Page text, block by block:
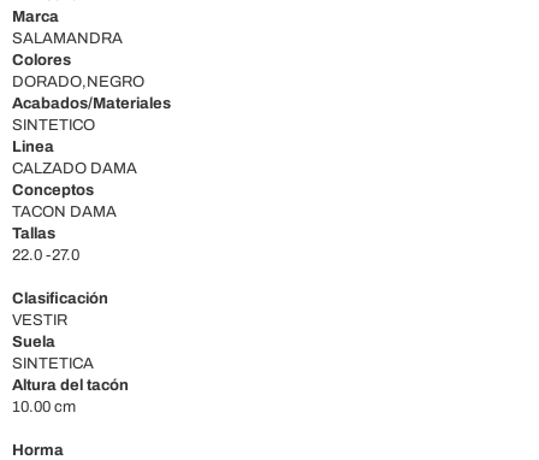
Marca
SALAMANDRA
Colores
DORADO,NEGRO
Acabados/Materiales
SINTETICO
Linea
CALZADO DAMA
Conceptos
TACON DAMA
Tallas
22.0 -27.0
Clasificación
VESTIR
Suela
SINTETICA
Altura del tacón
10.00 cm
Horma